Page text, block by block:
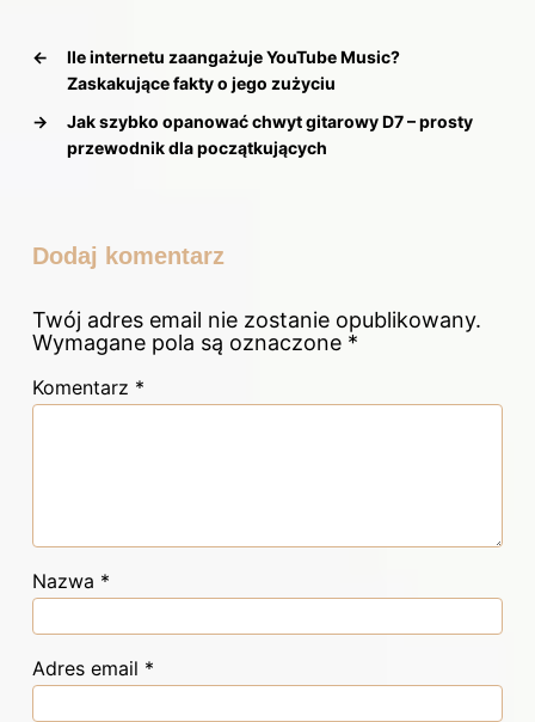
←
Ile internetu zaangażuje YouTube Music?
Zaskakujące fakty o jego zużyciu
→
Jak szybko opanować chwyt gitarowy D7 – prosty
przewodnik dla początkujących
Dodaj komentarz
Twój adres email nie zostanie opublikowany.
Wymagane pola są oznaczone *
Komentarz *
Nazwa *
Adres email *